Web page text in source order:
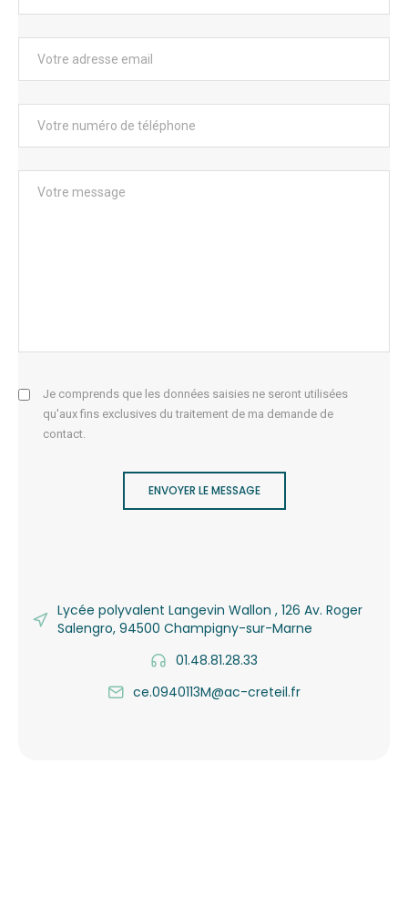
Je comprends que les données saisies ne seront utilisées
qu'aux fins exclusives du traitement de ma demande de
contact.
ENVOYER LE MESSAGE
Lycée polyvalent Langevin Wallon , 126 Av. Roger
Salengro, 94500 Champigny-sur-Marne
01.48.81.28.33
ce.0940113M@ac-creteil.fr